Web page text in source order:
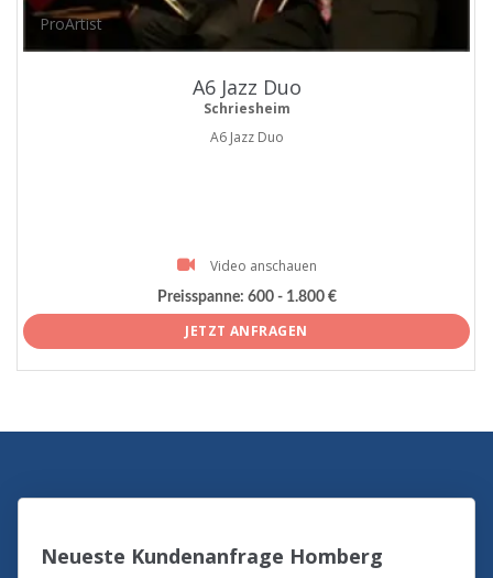
ProArtist
A6 Jazz Duo
Schriesheim
A6 Jazz Duo
Video anschauen
Preisspanne: 600 - 1.800 €
JETZT ANFRAGEN
Neueste Kundenanfrage Homberg